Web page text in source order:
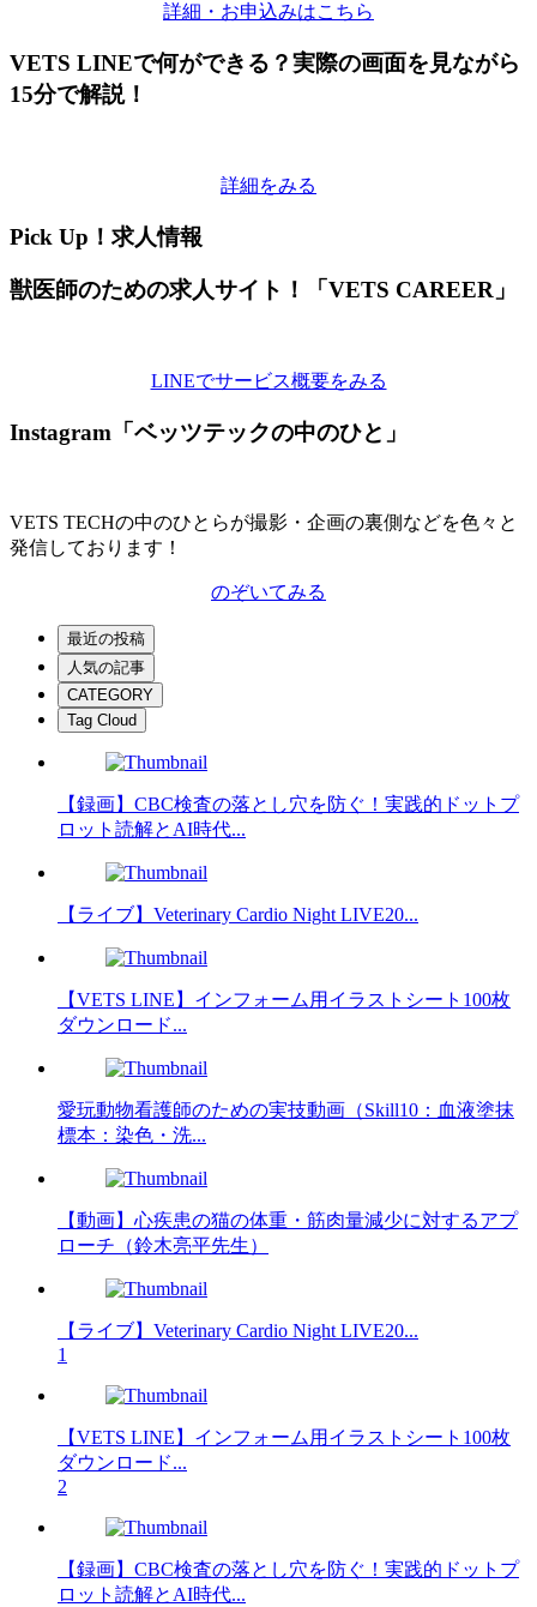
詳細・お申込みはこちら
VETS LINEで何ができる？実際の画面を見ながら
15分で解説！
詳細をみる
Pick Up！求人情報
獣医師のための求人サイト！「VETS CAREER」
LINEでサービス概要をみる
Instagram「ベッツテックの中のひと」
VETS TECHの中のひとらが撮影・企画の裏側などを色々と
発信しております！
のぞいてみる
最近の投稿
人気の記事
CATEGORY
Tag Cloud
【録画】CBC検査の落とし穴を防ぐ！実践的ドットプ
ロット読解とAI時代...
【ライブ】Veterinary Cardio Night LIVE20...
【VETS LINE】インフォーム用イラストシート100枚
ダウンロード...
愛玩動物看護師のための実技動画（Skill10：血液塗抹
標本：染色・洗...
【動画】心疾患の猫の体重・筋肉量減少に対するアプ
ローチ（鈴木亮平先生）
【ライブ】Veterinary Cardio Night LIVE20...
1
【VETS LINE】インフォーム用イラストシート100枚
ダウンロード...
2
【録画】CBC検査の落とし穴を防ぐ！実践的ドットプ
ロット読解とAI時代...